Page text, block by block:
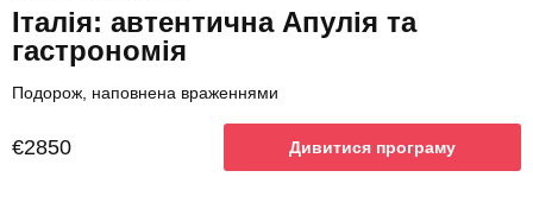
Італія: автентична Апулія та
гастрономія
Подорож, наповнена враженнями
€2850 Дивитися програму